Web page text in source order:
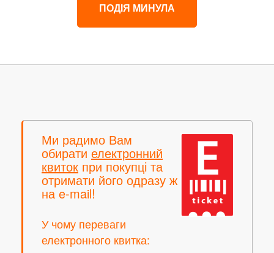
ПОДІЯ МИНУЛА
Ми радимо Вам
обирати електронний
квиток при покупці та
отримати його одразу ж
на e-mail!
У чому переваги
електронного квитка: